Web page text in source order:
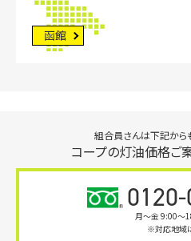
函館
組合員さんは下記から
コープの灯油価格ご
月〜金 9:00
※対応地域